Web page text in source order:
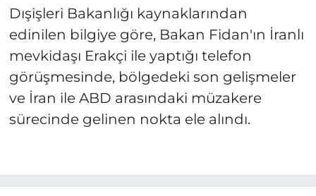
Dışişleri Bakanlığı kaynaklarından
edinilen bilgiye göre, Bakan Fidan'ın İranlı
mevkidaşı Erakçi ile yaptığı telefon
görüşmesinde, bölgedeki son gelişmeler
ve İran ile ABD arasındaki müzakere
sürecinde gelinen nokta ele alındı.